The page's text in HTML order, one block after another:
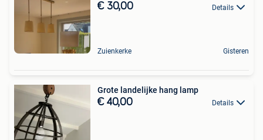
€ 30,00 Details
Zuienkerke Gisteren
Grote landelijke hang lamp
€ 40,00 Details